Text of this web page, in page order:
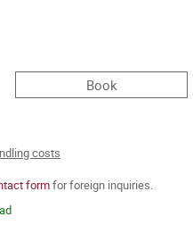
Book
costs
formfor foreign inquiries.